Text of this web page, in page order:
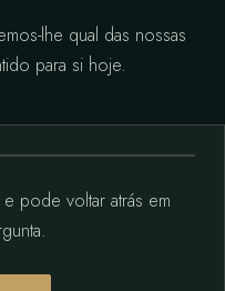
lhe qual das nossas
para si hoje.
pode voltar atrás em